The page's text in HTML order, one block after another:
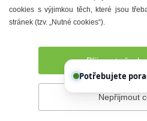
Denní
Prohlášení o přístupnosti
cookies s výjimkou těch, které jsou
stránek (tzv. „Nutné cookies“).
Přijmout
Nepřijmout
Potřebujete poradit?